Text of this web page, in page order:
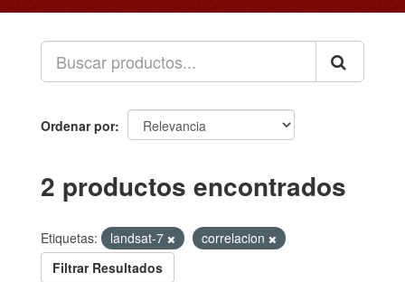
Ordenar por
2 productos encontrados
Etiquetas: landsat-7
correlacion
Filtrar Resultados